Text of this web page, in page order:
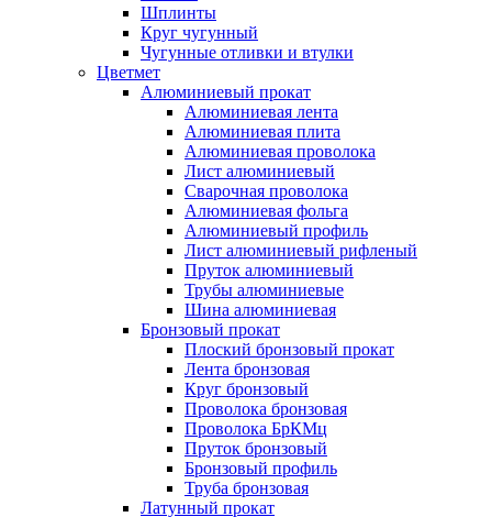
Шплинты
Круг чугунный
Чугунные отливки и втулки
Цветмет
Алюминиевый прокат
Алюминиевая лента
Алюминиевая плита
Алюминиевая проволока
Лист алюминиевый
Сварочная проволока
Алюминиевая фольга
Алюминиевый профиль
Лист алюминиевый рифленый
Пруток алюминиевый
Трубы алюминиевые
Шина алюминиевая
Бронзовый прокат
Плоский бронзовый прокат
Лента бронзовая
Круг бронзовый
Проволока бронзовая
Проволока БрКМц
Пруток бронзовый
Бронзовый профиль
Труба бронзовая
Латунный прокат